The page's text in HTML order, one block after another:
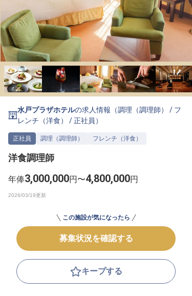
ご利用の流れ
よくある質問
ホテル・宿泊業界情報コラム
無料 転職サポートに申し込む
水戸プラザホテルの求人情報（調理（調理師） / フ
レンチ（洋食）
/正社員 ）
正社員 調理（調理師） フレンチ（洋食）
洋食調理師
年俸3,000,000円〜4,800,000円
この施設が気になったら
募集状況を確認する
キープする